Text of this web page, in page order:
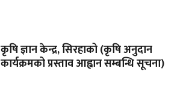
कृषि ज्ञान केन्द्र, सिरहाको (कृषि अनुदान
कार्यक्रमको प्रस्ताव आह्वान सम्बन्धि सूचना)